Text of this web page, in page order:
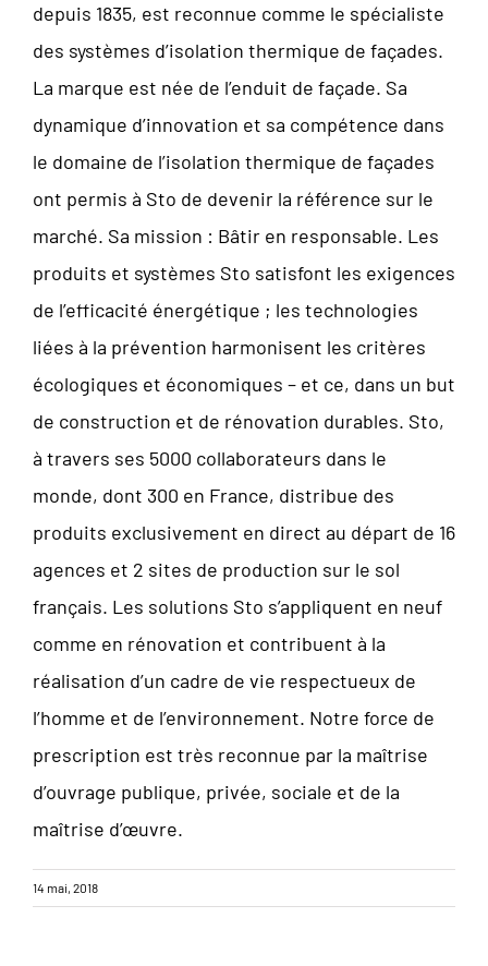
depuis 1835, est reconnue comme le spécialiste
des systèmes d’isolation thermique de façades.
La marque est née de l’enduit de façade. Sa
dynamique d’innovation et sa compétence dans
le domaine de l’isolation thermique de façades
ont permis à Sto de devenir la référence sur le
marché. Sa mission : Bâtir en responsable. Les
produits et systèmes Sto satisfont les exigences
de l’efficacité énergétique ; les technologies
liées à la prévention harmonisent les critères
écologiques et économiques – et ce, dans un but
de construction et de rénovation durables. Sto,
à travers ses 5000 collaborateurs dans le
monde, dont 300 en France, distribue des
produits exclusivement en direct au départ de 16
agences et 2 sites de production sur le sol
français. Les solutions Sto s’appliquent en neuf
comme en rénovation et contribuent à la
réalisation d’un cadre de vie respectueux de
l’homme et de l’environnement. Notre force de
prescription est très reconnue par la maîtrise
d’ouvrage publique, privée, sociale et de la
maîtrise d’œuvre.
14 mai, 2018